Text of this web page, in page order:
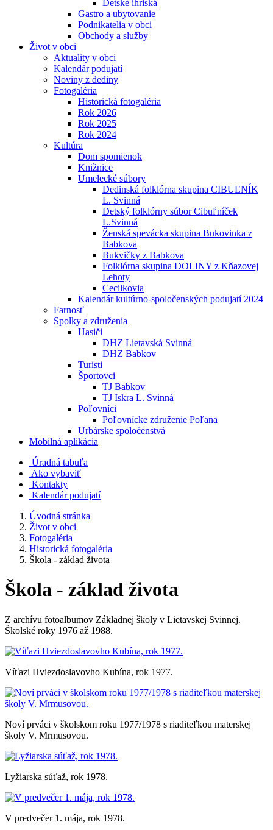
Detské ihriská
Gastro a ubytovanie
Podnikatelia v obci
Obchody a služby
Život v obci
Aktuality v obci
Kalendár podujatí
Noviny z dediny
Fotogaléria
Historická fotogaléria
Rok 2026
Rok 2025
Rok 2024
Kultúra
Dom spomienok
Knižnice
Umelecké súbory
Dedinská folklórna skupina CIBUĽNÍK
L. Svinná
Detský folklórny súbor Cibuľníček
L.Svinná
Ženská spevácka skupina Bukovinka z
Babkova
Bukvičky z Babkova
Folklórna skupina DOLINY z Kňazovej
Lehoty
Cecilkovia
Kalendár kultúrno-spoločenských podujatí 2024
Farnosť
Spolky a združenia
Hasiči
DHZ Lietavská Svinná
DHZ Babkov
Turisti
Športovci
TJ Babkov
TJ Iskra L. Svinná
Poľovníci
Poľovnícke združenie Poľana
Urbárske spoločenstvá
Mobilná aplikácia
Úradná tabuľa
Ako vybaviť
Kontakty
Kalendár podujatí
Úvodná stránka
Život v obci
Fotogaléria
Historická fotogaléria
Škola - základ života
Škola - základ života
Z archívu fotoalbumov Základnej školy v Lietavskej Svinnej.
Školské roky 1976 až 1988.
Víťazi Hviezdoslavovho Kubína, rok 1977.
Noví prváci v školskom roku 1977/1978 s riaditeľkou materskej
školy V. Mrmusovou.
Lyžiarska súťaž, rok 1978.
V predvečer 1. mája, rok 1978.